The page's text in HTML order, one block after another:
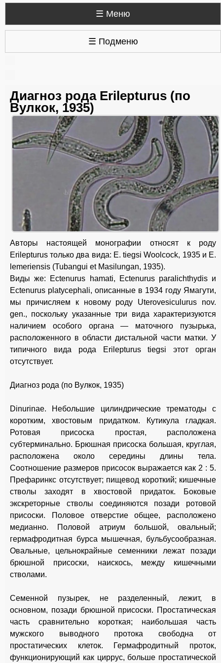
☰ Меню
☰ Подменю
Диагноз рода Erilepturus (по
Вулкок, 1935)
Авторы настоящей монографии относят к роду
Erilepturus только два вида: Е. tiegsi Woolcock, 1935 и Е.
lemeriensis (Tubangui et Masilungan, 1935).
Виды же: Ectenurus hamati, Ectenurus paralichthydis и
Ectenurus platycephali, описанные в 1934 году Ямагути,
мы причисляем к новому роду Uterovesiculurus nov.
gen., поскольку указанные три вида характеризуются
наличием особого органа — маточного пузырька,
расположенного в области дистальной части матки. У
типичного вида рода Erilepturus tiegsi этот орган
отсутствует.
Диагноз рода (по Вулкок, 1935)
Dinurinae. Небольшие цилиндрические трематоды с
коротким, хвостовым придатком. Кутикула гладкая.
Ротовая присоска простая, расположена
субтерминально. Брюшная присоска большая, круглая,
расположена около середины длины тела.
Соотношение размеров присосок выражается как 2 : 5.
Префаринкс отсутствует; пищевод короткий; кишечные
стволы заходят в хвостовой придаток. Боковые
экскреторные стволы соединяются позади ротовой
присоски. Половое отверстие общее, расположено
медианно. Половой атриум большой, овальный;
гермафродитная бурса мышечная, бульбусообразная.
Овальные, цельнокрайные семенники лежат позади
брюшной присоски, наискось, между кишечными
стволами.
Семенной пузырек, не разделенный, лежит, в
основном, позади брюшной присоски. Простатическая
часть сравнительно короткая; наибольшая часть
мужского выводного протока свободна от
простатических клеток. Гермафродитный проток,
функционирующий как циррус, больше простатической